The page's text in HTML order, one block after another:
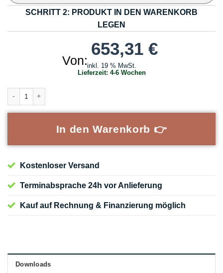
SCHRITT 2: PRODUKT IN DEN WARENKORB
LEGEN
Von:
653,31 €
inkl. 19 % MwSt.
Lieferzeit: 4-6 Wochen
In den Warenkorb 👉
Kostenloser Versand
Terminabsprache 24h vor Anlieferung
Kauf auf Rechnung & Finanzierung möglich
Downloads